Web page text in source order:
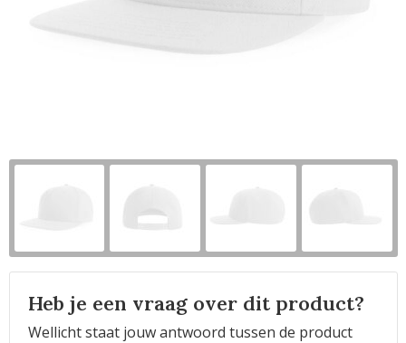
Heb je een vraag over dit product?
Wellicht staat jouw antwoord tussen de product